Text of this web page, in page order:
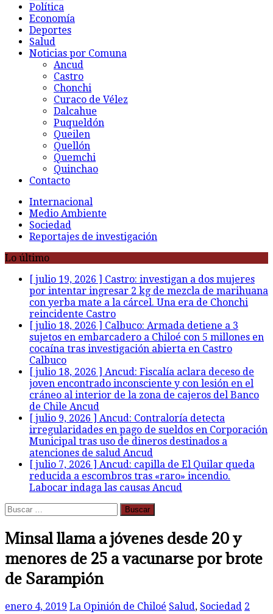
Política
Economía
Deportes
Salud
Noticias por Comuna
Ancud
Castro
Chonchi
Curaco de Vélez
Dalcahue
Puqueldón
Queilen
Quellón
Quemchi
Quinchao
Contacto
Internacional
Medio Ambiente
Sociedad
Reportajes de investigación
Lo último
[ julio 19, 2026 ] Castro: investigan a dos mujeres
por intentar ingresar 2 kg de mezcla de marihuana
con yerba mate a la cárcel. Una era de Chonchi
reincidente Castro
[ julio 18, 2026 ] Calbuco: Armada detiene a 3
sujetos en embarcadero a Chiloé con 5 millones en
cocaína tras investigación abierta en Castro
Calbuco
[ julio 18, 2026 ] Ancud: Fiscalía aclara deceso de
joven encontrado inconsciente y con lesión en el
cráneo al interior de la zona de cajeros del Banco
de Chile Ancud
[ julio 9, 2026 ] Ancud: Contraloría detecta
irregularidades en pago de sueldos en Corporación
Municipal tras uso de dineros destinados a
atenciones de salud Ancud
[ julio 7, 2026 ] Ancud: capilla de El Quilar queda
reducida a escombros tras «raro» incendio.
Labocar indaga las causas Ancud
Buscar:
Minsal llama a jóvenes desde 20 y
menores de 25 a vacunarse por brote
de Sarampión
enero 4, 2019 La Opinión de Chiloé Salud, Sociedad 2